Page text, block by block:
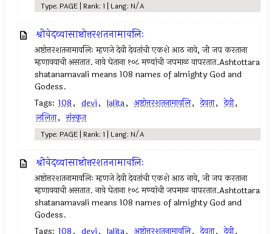
Type: PAGE | Rank: 1 | Lang: N/A
श्रीवेदव्यासाष्टोत्तरशतनामावलिः
अष्टोत्तरशतनामावलिः म्हणजे देवी देवतांची एकशे आठ नावे, जी जप करताना
म्हणावयाची असतात. नावे घेताना १०८ मण्यांची जपमाळ वापरतात.Ashtottara
shatanamavali means 108 names of almighty God and
Godess.
Tags: 108, devi, lalita, अष्टोत्तरशतनामावलि, देवता, देवी,
ललिता, संस्कृत
Type: PAGE | Rank: 1 | Lang: N/A
श्रीवेदव्यासाष्टोत्तरशतनामावलिः
अष्टोत्तरशतनामावलिः म्हणजे देवी देवतांची एकशे आठ नावे, जी जप करताना
म्हणावयाची असतात. नावे घेताना १०८ मण्यांची जपमाळ वापरतात.Ashtottara
shatanamavali means 108 names of almighty God and
Godess.
Tags: 108, devi, lalita, अष्टोत्तरशतनामावलि, देवता, देवी,